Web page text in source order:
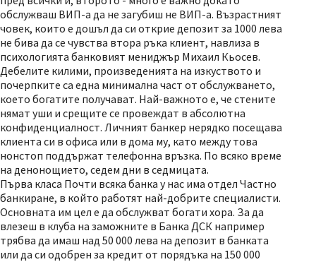
обслужваш ВИП-а да не загубиш не ВИП-а. Възрастният
човек, които е дошъл да си открие депозит за 1000 лева
не бива да се чувства втора ръка клиент, навлиза в
психологията банковият мениджър Михаил Кьосев.
Дебелите килими, произведенията на изкуството и
почерпките са една минимална част от обслужването,
което богатите получават. Най-важното е, че стените
нямат уши и срещите се провеждат в абсолютна
конфиденциалност. Личният банкер нерядко посещава
клиента си в офиса или в дома му, като между това
нонстоп поддържат телефонна връзка. По всяко време
на денонощието, седем дни в седмицата.
Първа класа Почти всяка банка у нас има отдел Частно
банкиране, в който работят най-добрите специалисти.
Основната им цел е да обслужват богати хора. За да
влезеш в клуба на заможните в Банка ДСК например
трябва да имаш над 50 000 лева на депозит в банката
или да си одобрен за кредит от порядъка на 150 000